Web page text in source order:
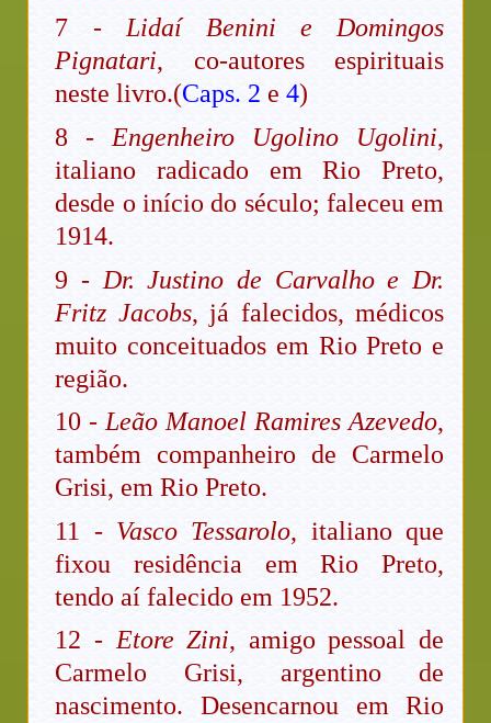
7 -Lidaí Benini e Domingos
Pignatari, co-autores espirituais
neste livro.(Caps. 2 e4)
8 - Engenheiro Ugolino Ugolini,
italiano radicado em Rio Preto,
desde o início do século; faleceu em
1914.
9 - Dr. Justino de Carvalho e Dr.
Fritz Jacobs, já falecidos, médicos
muito conceituados em Rio Preto e
região.
10 - Leão Manoel Ramires Azevedo,
também companheiro de Carmelo
Grisi, em Rio Preto.
11 - Vasco Tessarolo, italiano que
fixou residência em Rio Preto,
tendo aí falecido em 1952.
12 -Etore Zini, amigo pessoal de
Carmelo Grisi, argentino de
nascimento. Desencarnou em Rio